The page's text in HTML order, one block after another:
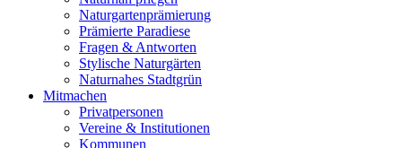
Naturgartenprämierung
Prämierte Paradiese
Fragen & Antworten
Stylische Naturgärten
Naturnahes Stadtgrün
Mitmachen
Privatpersonen
Vereine & Institutionen
Kommunen